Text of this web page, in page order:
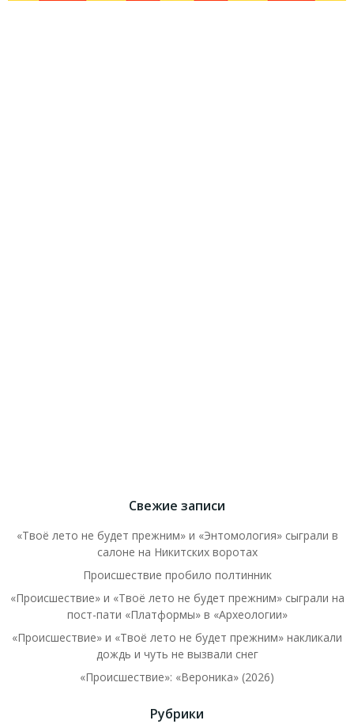
Свежие записи
«Твоё лето не будет прежним» и «Энтомология» сыграли в
салоне на Никитских воротах
Происшествие пробило полтинник
«Происшествие» и «Твоё лето не будет прежним» сыграли на
пост-пати «Платформы» в «Археологии»
«Происшествие» и «Твоё лето не будет прежним» накликали
дождь и чуть не вызвали снег
«Происшествие»: «Вероника» (2026)
Рубрики